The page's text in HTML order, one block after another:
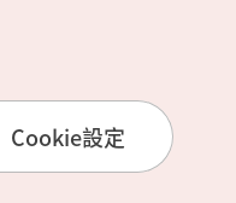
Cookie設定